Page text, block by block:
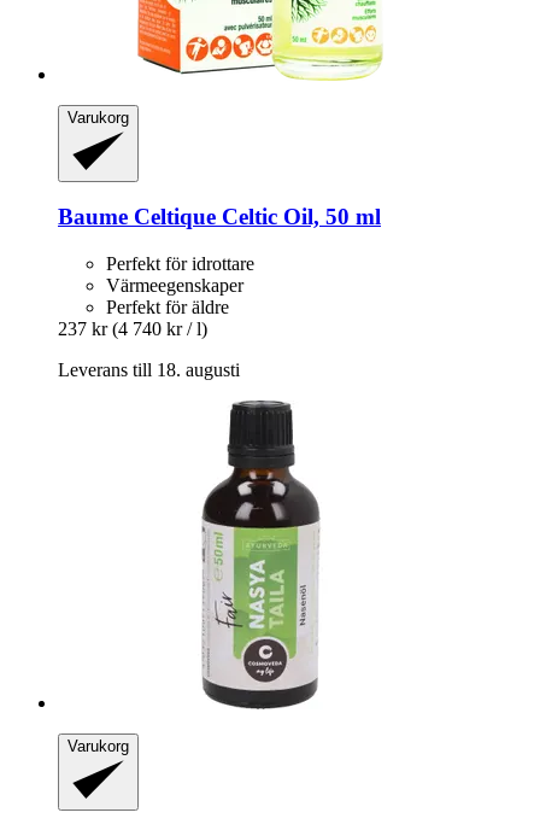
Varukorg
Baume Celtique Celtic Oil, 50 ml
Perfekt för idrottare
Värmeegenskaper
Perfekt för äldre
237 kr (4 740 kr / l)
Leverans till 18. augusti
Varukorg